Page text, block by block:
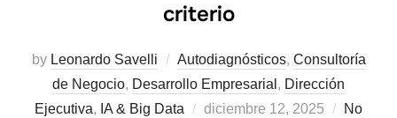
criterio
by Leonardo Savelli Autodiagnósticos, Consultoría
de Negocio, Desarrollo Empresarial , Dirección
Ejecutiva, IA & Big Data diciembre 12, 2025
No